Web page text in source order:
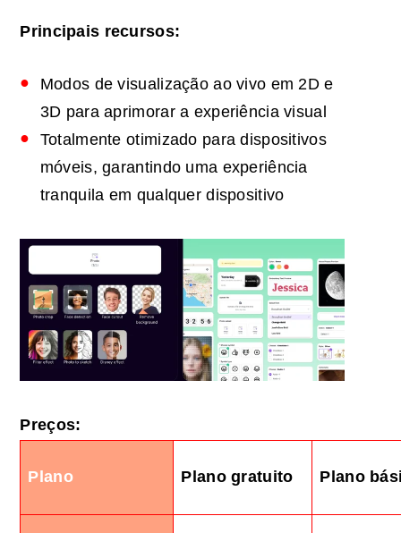
Principais recursos:
Modos de visualização ao vivo em 2D e
3D para aprimorar a experiência visual
Totalmente otimizado para dispositivos
móveis, garantindo uma experiência
tranquila em qualquer dispositivo
Preços:
Plano Plano gratuito Plano